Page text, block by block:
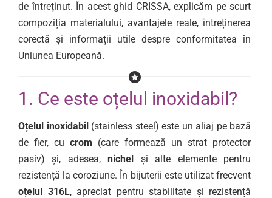
de întreținut. În acest ghid CRISSA, explicăm pe scurt
compoziția materialului, avantajele reale, întreținerea
corectă și informații utile despre conformitatea în
Uniunea Europeană.
1. Ce este oțelul inoxidabil?
Oțelul inoxidabil(stainless steel) este un aliaj pe bază
de fier, cu crom (care formează un strat protector
pasiv) și, adesea,nichel și alte elemente pentru
rezistență la coroziune. În bijuterii este utilizat frecvent
oțelul 316L, apreciat pentru stabilitate și rezistență